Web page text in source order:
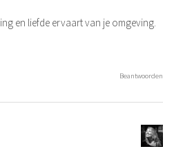
en liefde ervaart van je omgeving.
Beantwoorden